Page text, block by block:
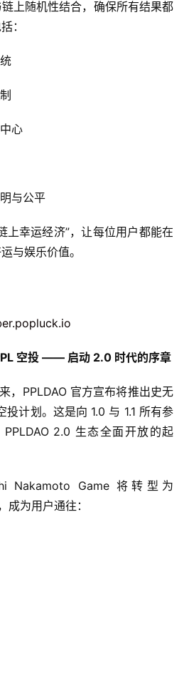
上随机性结合，确保所有结果都
：
心
与公平
上幸运经济”，让每位用户都能在
与娱乐价值。
空投 —— 启动 2.0 时代的序章
，PPLDAO 官方宣布将推出史无
投计划。这是向 1.0 与 1.1 所有参
2.0 生态全面开放的起
Nakamoto Game 将转型为
成为用户通往：